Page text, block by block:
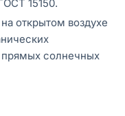
15150.
открытом воздухе
прямых солнечных